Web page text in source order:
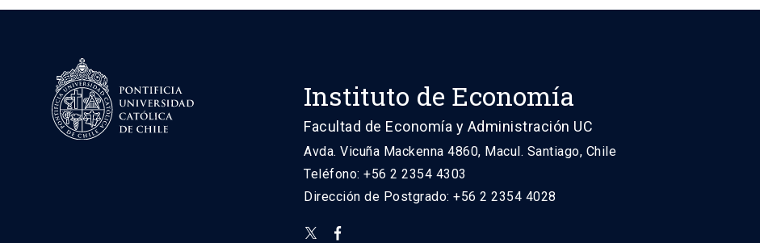
Instituto de Economía
Facultad de Economía y Administración UC
Avda. Vicuña Mackenna 4860, Macul. Santiago, Chile
Teléfono: +56 2 2354 4303
Dirección de Postgrado: +56 2 2354 4028